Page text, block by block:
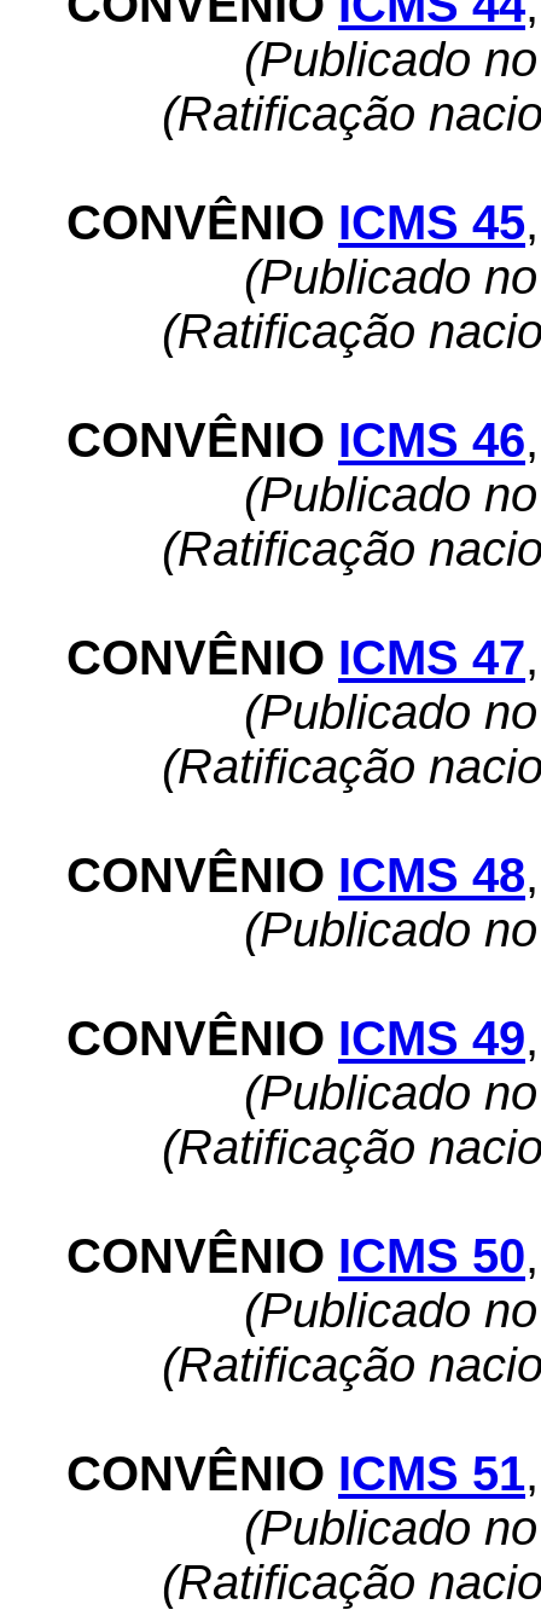
(Publicado
(Ratificação
CONVÊNIO ICMS 45,
(Publicado
(Ratificação
CONVÊNIO ICMS 46,
(Publicado
(Ratificação
CONVÊNIO ICMS 47,
(Publicado
(Ratificação
CONVÊNIO ICMS 48,
(Publicado
CONVÊNIO ICMS 49,
(Publicado
(Ratificação
CONVÊNIO ICMS 50,
(Publicado
(Ratificação
CONVÊNIO ICMS 51,
(Publicado
(Ratificação